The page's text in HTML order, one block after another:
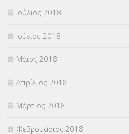
Ιούλιος 2018
Ιούνιος 2018
Μάιος 2018
Απρίλιος 2018
Μάρτιος 2018
Φεβρουάριος 2018